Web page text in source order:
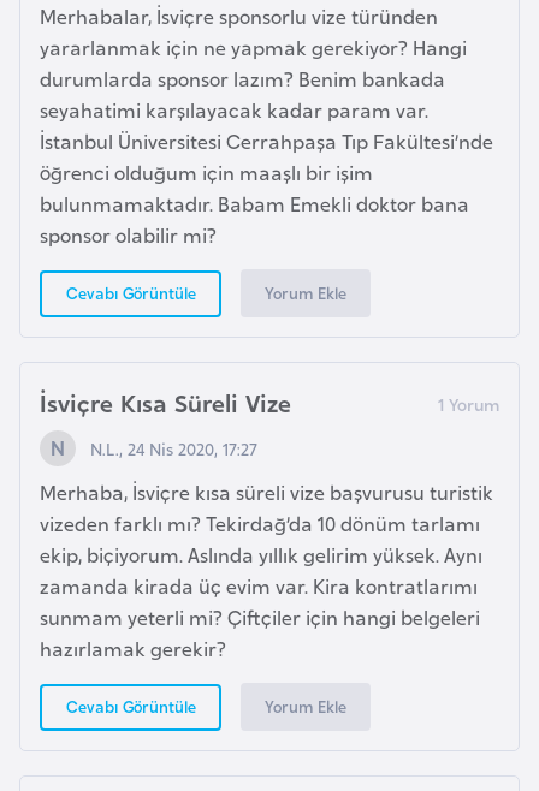
Merhabalar, İsviçre sponsorlu vize türünden
yararlanmak için ne yapmak gerekiyor? Hangi
durumlarda sponsor lazım? Benim bankada
seyahatimi karşılayacak kadar param var.
İstanbul Üniversitesi Cerrahpaşa Tıp Fakültesi’nde
öğrenci olduğum için maaşlı bir işim
bulunmamaktadır. Babam Emekli doktor bana
sponsor olabilir mi?
Cevabı Görüntüle Yorum Ekle
İsviçre Kısa Süreli Vize
N.L., 24 Nis 2020, 17:27
Merhaba, İsviçre kısa süreli vize başvurusu turistik
vizeden farklı mı? Tekirdağ’da 10 dönüm tarlamı
ekip, biçiyorum. Aslında yıllık gelirim yüksek. Aynı
zamanda kirada üç evim var. Kira kontratlarımı
sunmam yeterli mi? Çiftçiler için hangi belgeleri
hazırlamak gerekir?
Cevabı Görüntüle Yorum Ekle
d
e
ş
B
e
l
u
e
l
ç
i
k
a
B
n
i